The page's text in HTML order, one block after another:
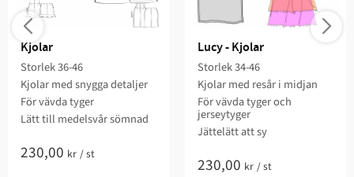
Kjolar
Storlek 36-46​
Kjolar med snygga detaljer​
För vävda tyger​
​Lätt till medelsvår sömnad​​
230,00 kr /st
Lucy - Kjolar
Storlek 34-46​
Kjolar med resår i midjan​​​​
För vävda ​tyger och
jerseytyger
​​Jättelätt att sy​​​
230,00 kr /st